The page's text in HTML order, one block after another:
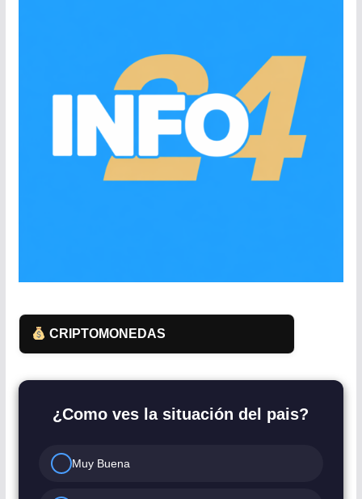
CRIPTOMONEDAS
¿Como ves la situación del pais?
Muy Buena